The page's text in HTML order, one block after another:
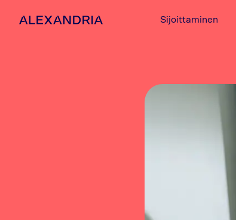
Etusivulle
Sijoittaminen